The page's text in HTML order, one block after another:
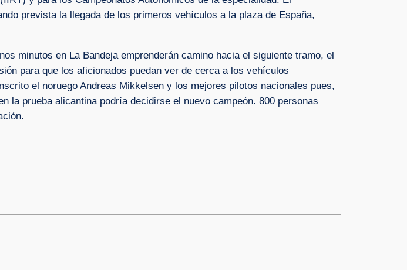
prevista la llegada de los primeros vehículos a la plaza de España,
minutos en La Bandeja emprenderán camino hacia el siguiente tramo, el
para que los aficionados puedan ver de cerca a los vehículos
el noruego Andreas Mikkelsen y los mejores pilotos nacionales pues,
la prueba alicantina podría decidirse el nuevo campeón. 800 personas